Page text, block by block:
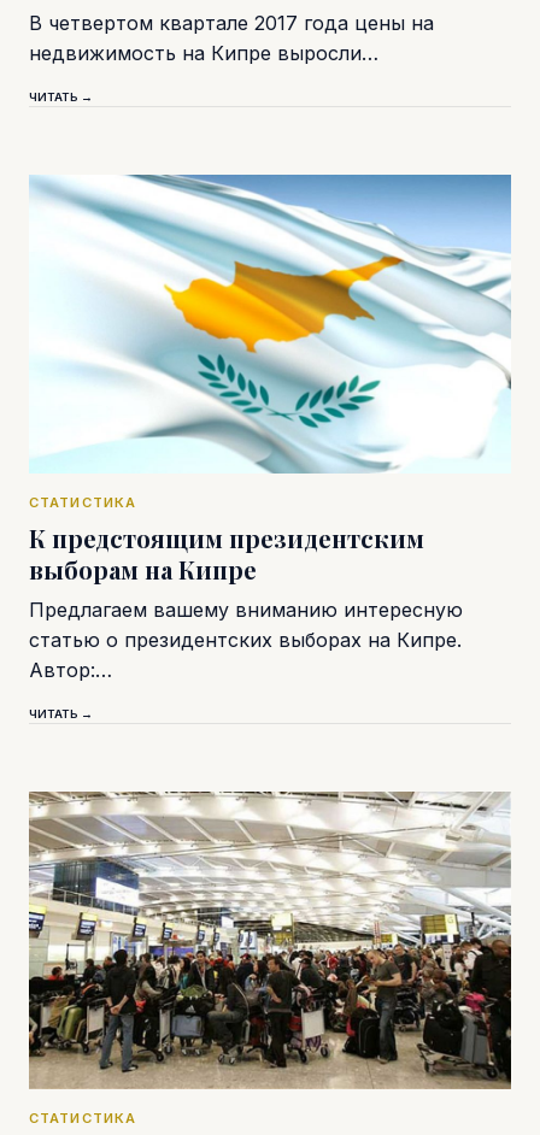
В четвертом квартале 2017 года цены на
недвижимость на Кипре выросли…
ЧИТАТЬ →
СТАТИСТИКА
К предстоящим президентским
выборам на Кипре
Предлагаем вашему вниманию интересную
статью о президентских выборах на Кипре.
Автор:…
ЧИТАТЬ →
СТАТИСТИКА